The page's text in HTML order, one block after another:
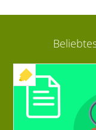
+ INTERAKTIVE